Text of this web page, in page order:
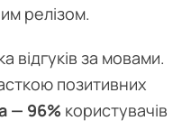
релізом.
відгуків за мовами.
позитивних
— 96% користувачів